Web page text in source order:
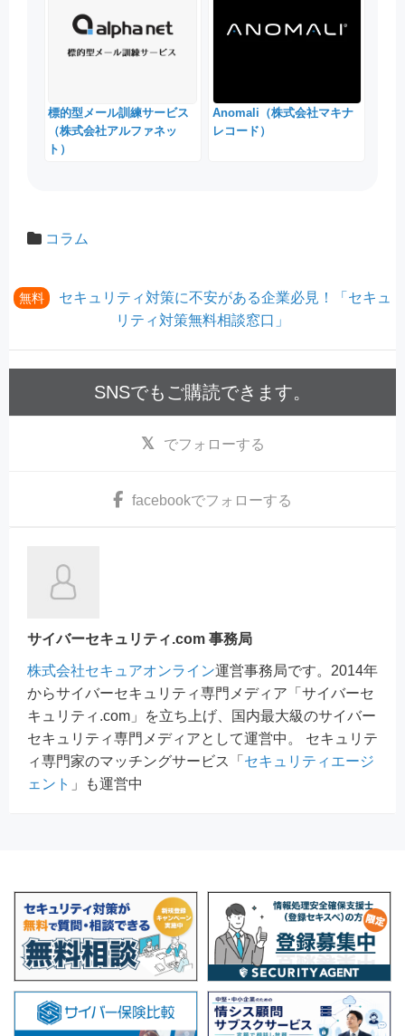
標的型メール訓練サービス
（株式会社アルファネッ
ト）
Anomali（株式会社マキナ
レコード）
コラム
無料
セキュリティ対策に不安がある企業必見！「セキュ
リティ対策無料相談窓口」
SNSでもご購読できます。
でフォローする
facebookでフォローする
サイバーセキュリティ.com 事務局
株式会社セキュアオンライン運営事務局です。2014年
からサイバーセキュリティ専門メディア「サイバーセ
キュリティ.com」を立ち上げ、国内最大級のサイバー
セキュリティ専門メディアとして運営中。 セキュリテ
ィ専門家のマッチングサービス「 セキュリティエージ
ェント 」も運営中